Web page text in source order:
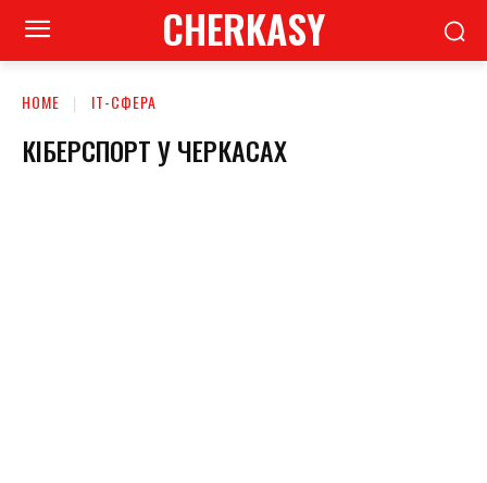
CHERKASY
HOME ІТ-СФЕРА
КІБЕРСПОРТ У ЧЕРКАСАХ